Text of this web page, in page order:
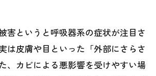
害というと呼吸器系の症状が注目さ
は皮膚や目といった「外部にさらさ
、カビによる悪影響を受けやすい場